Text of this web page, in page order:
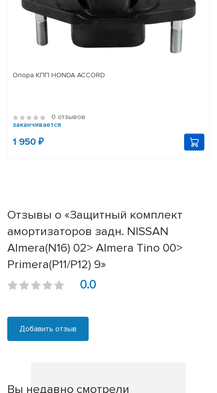
Опора КПП HONDA ACCORD
0 отзывов
заканчивается
1 950 ₽
Отзывы о «Защитный комплект
амортизаторов задн. NISSAN
Almera(N16) 02> Almera Tino 00>
Primera(P11/P12) 9»
0.0
Добавить отзыв
Вы недавно смотрели